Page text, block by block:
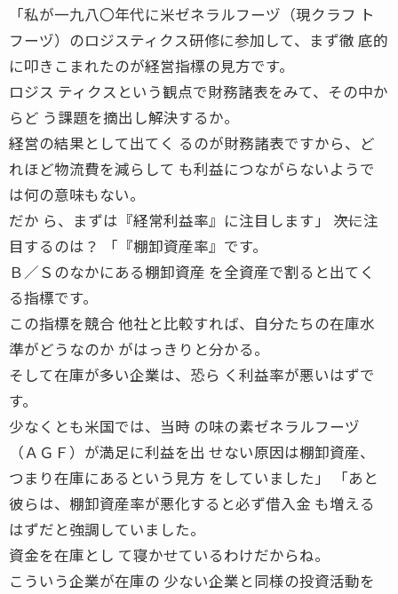
「私が一九八〇年代に米ゼネラルフーヅ（現クラフ ト
フーヅ）のロジスティクス研修に参加して、まず徹 底的
に叩きこまれたのが経営指標の見方です。
ロジス ティクスという観点で財務諸表をみて、その中か
らど う課題を摘出し解決するか。
経営の結果として出てく るのが財務諸表ですから、ど
れほど物流費を減らして も利益につながらないようで
は何の意味もない。
だか ら、まずは『経常利益率』に注目します」 ――次に注
目するのは？ 「『棚卸資産率』です。
Ｂ／Ｓのなかにある棚卸資産 を全資産で割ると出てく
る指標です。
この指標を競合 他社と比較すれば、自分たちの在庫水
準がどうなのか がはっきりと分かる。
そして在庫が多い企業は、恐ら く利益率が悪いはずで
す。
少なくとも米国では、当時 の味の素ゼネラルフーヅ
（ＡＧＦ）が満足に利益を出 せない原因は棚卸資産、
つまり在庫にあるという見方 をしていました」 「あと
彼らは、棚卸資産率が悪化すると必ず借入金 も増える
はずだと強調していました。
資金を在庫とし て寝かせているわけだからね。
こういう企業が在庫の 少ない企業と同様の投資活動を